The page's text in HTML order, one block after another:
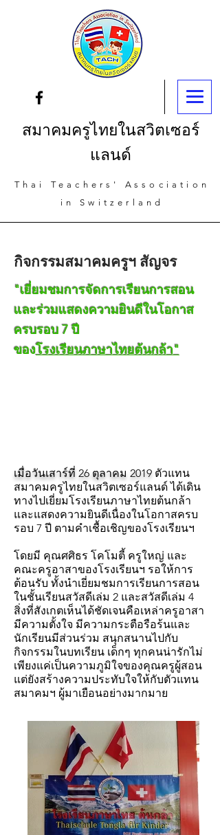
สมาคมครูไทยในสวิตเซอร์
แลนด์
Thai Teachers' Association
in Switzerland
กิจกรรมสมาคมครูฯ สัญจร
"เยี่ยมชมการจัดการเรียนการสอน
และร่วมแสดงความยินดีในโอกาส
ครบรอบ 7 ปี
ของโรงเรียนภาษาไทยต้นกล้า"
เมื่อวันเสาร์ที่ 26 ตุลาคม 2019 ตัวแทน
สมาคมครูไทยในสวิตเซอร์แลนด์ ได้เดิน
ทางไปเยี่ยมโรงเรียนภาษาไทยต้นกล้า
และแสดงความยินดีเนื่องในโอกาสครบ
รอบ 7 ปี ตามคำเชื้อเชิญของโรงเรียนฯ
โดยมี คุณศศิธร โคโมตี้ ครูใหญ่ และ
คณะครูอาสาของโรงเรียนฯ รอให้การ
ต้อนรับ ทั้งนำเยี่ยมชมการเรียนการสอน
ในชั้นเรียนสวัสดีเล่ม 2 และสวัสดีเล่ม 4
สิ่งที่สังเกตเห็นได้ชัดเจนคือเหล่าครูอาสา
มีความตั้งใจ มีความกระตือรือร้นและ
นักเรียนมีส่วนร่วม สนุกสนานไปกับ
กิจกรรมในบทเรียน เด็กๆ ทุกคนน่ารักไม่
เพียงแค่เป็นความภูมิใจของคุณครูผู้สอน
แต่ยังสร้างความประทับใจให้กับตัวแทน
สมาคมฯ ผู้มาเยือนอย่างมากมาย